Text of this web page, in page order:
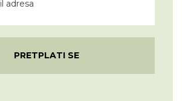
PRETPLATI SE